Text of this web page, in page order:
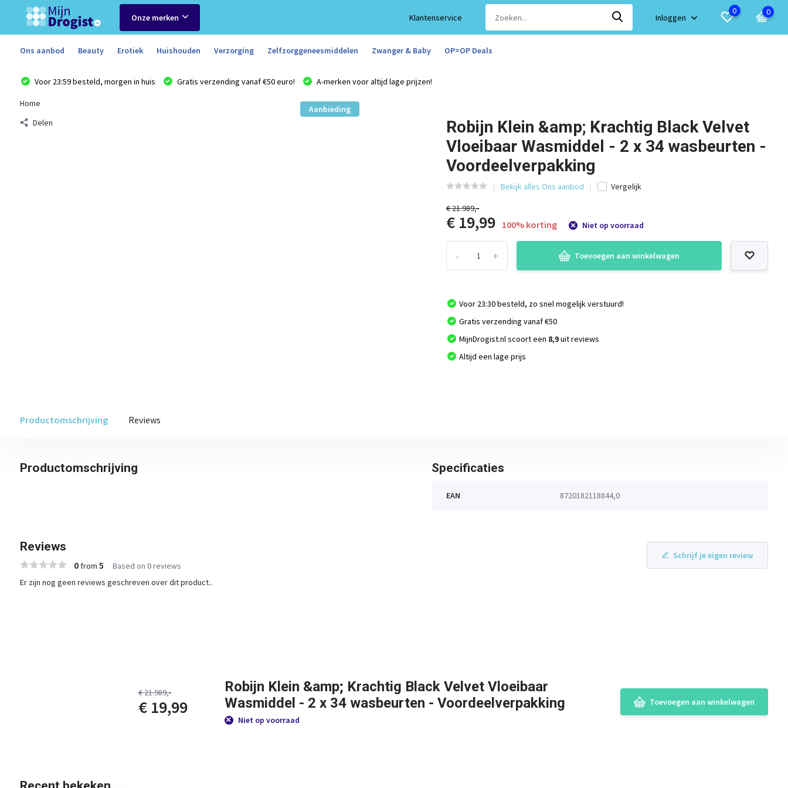
Onze merken Klantenservice Inloggen
0 0
Ons aanbod Beauty Erotiek Huishouden Verzorging Zelfzorggeneesmiddelen Zwanger & Baby OP=OP Deals
Voor 23:59 besteld, morgen in huis Gratis verzending vanaf €50 euro! A-merken voor altijd lage prijzen!
Home
Aanbieding
Delen
Robijn Klein &amp; Krachtig Black Velvet
Vloeibaar Wasmiddel - 2 x 34 wasbeurten -
Voordeelverpakking
Bekijk alles Ons aanbod Vergelijk
€ 21.989,-
€ 19,99 100% korting Niet op voorraad
+
- Toevoegen aan winkelwagen
Voor 23:30 besteld, zo snel mogelijk verstuurd!
Gratis verzending vanaf €50
MijnDrogist.nl scoort een 8,9uit reviews
Altijd een lage prijs
Productomschrijving Reviews
Productomschrijving Specificaties
EAN 8720182118844,0
Reviews
0from 5 Based on 0 reviews
Schrijf je eigen review
Er zijn nog geen reviews geschreven over dit product..
€ 21.989,-
€ 19,99
Robijn Klein &amp; Krachtig Black Velvet Vloeibaar
Wasmiddel - 2 x 34 wasbeurten - Voordeelverpakking
Niet op voorraad
Toevoegen aan winkelwagen